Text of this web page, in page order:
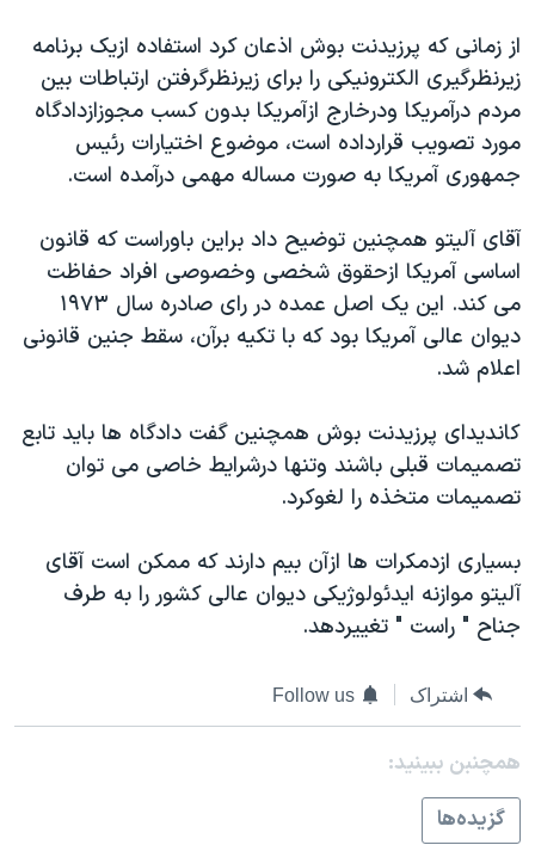
آرشیو پخش زنده
مجموعه مستندهای دادخواهی
تریبونال مردمی آبان ۹۸
دادگاه حمید نوری
چهل سال گروگان‌گیری
قانون شفافیت دارائی کادر رهبری ایران
اعتراضات مردمی آبان ۹۸
اسرائیل در جنگ
نرگس محمدی برنده جایزه نوبل صلح
صفحه‌های ویژه
سفر پرزیدنت ترامپ به چین
از زمانی که پرزيدنت بوش اذعان کرد استفاده ازيک برنامه
زيرنظرگيری الکترونيکی را برای زيرنظرگرفتن ارتباطات بين
مردم درآمريکا ودرخارج ازآمريکا بدون کسب مجوزازدادگاه
مورد تصويب قرارداده است، موضوع اختيارات رئيس
جمهوری آمريکا به صورت مساله مهمی درآمده است.
آقای آليتو همچنين توضيح داد براين باوراست که قانون
اساسی آمريکا ازحقوق شخصی وخصوصی افراد حفاظت
می کند. اين يک اصل عمده در رای صادره سال ۱۹۷۳
ديوان عالی آمريکا بود که با تکيه برآن، سقط جنين قانونی
اعلام شد.
کانديدای پرزيدنت بوش همچنين گفت دادگاه ها بايد تابع
تصميمات قبلی باشند وتنها درشرايط خاصی می توان
تصميمات متخذه را لغوکرد.
بسياری ازدمکرات ها ازآن بيم دارند که ممکن است آقای
آليتو موازنه ايدئولوژيکی ديوان عالی کشور را به طرف
جناح " راست " تغييردهد.
اشتراک Follow us
همچنبن ببینید:
گزيده‌ها